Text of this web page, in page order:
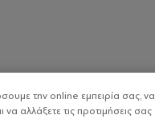
την online εμπειρία σας,
να αλλάξετε τις προτιμήσεις